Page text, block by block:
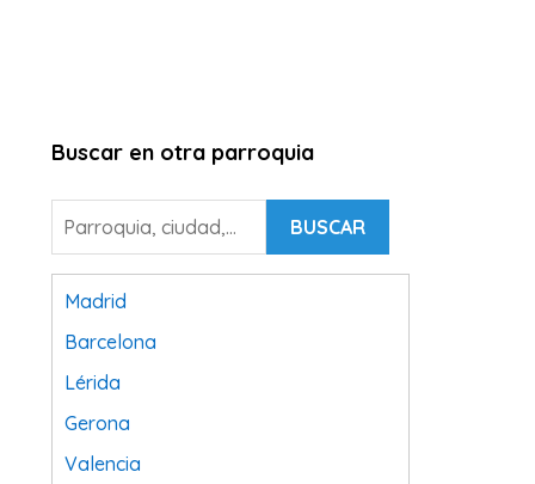
Buscar en otra parroquia
BUSCAR
Madrid
Barcelona
Lérida
Gerona
Valencia